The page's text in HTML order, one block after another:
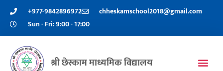
+977-9842896972
chheskamschool2018@gmail.com
Sun - Fri: 9:00 - 17:00
श्री छेस्काम माध्यमिक विद्यालय